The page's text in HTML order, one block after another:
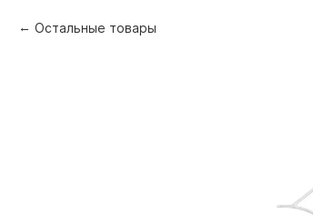
Остальные товары